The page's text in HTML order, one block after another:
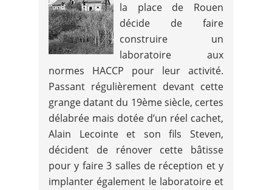
la place de Rouen
décide de faire
construire un
laboratoire aux
normes HACCP pour leur activité.
Passant régulièrement devant cette
grange datant du 19ème siècle, certes
délabrée mais dotée d’un réel cachet,
Alain Lecointe et son fils Steven,
décident de rénover cette bâtisse
pour y faire 3 salles de réception et y
implanter également le laboratoire et